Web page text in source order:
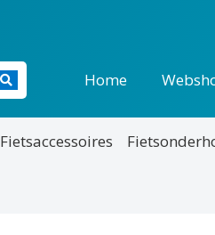
Home
Fietsaccessoires